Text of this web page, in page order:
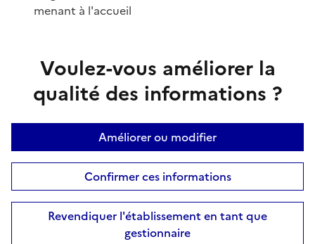
menant à l'accueil
Voulez-vous améliorer la
qualité des informations ?
Améliorer ou modifier
Confirmer ces informations
Revendiquer l'établissement en tant que
gestionnaire